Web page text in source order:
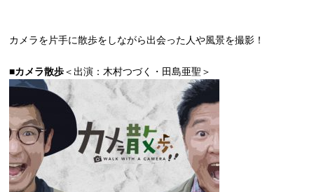
カメラを片手に散歩をしながら出会った人や風景を撮影！
■カメラ散歩＜出演：木村つづく・田島亜聖＞